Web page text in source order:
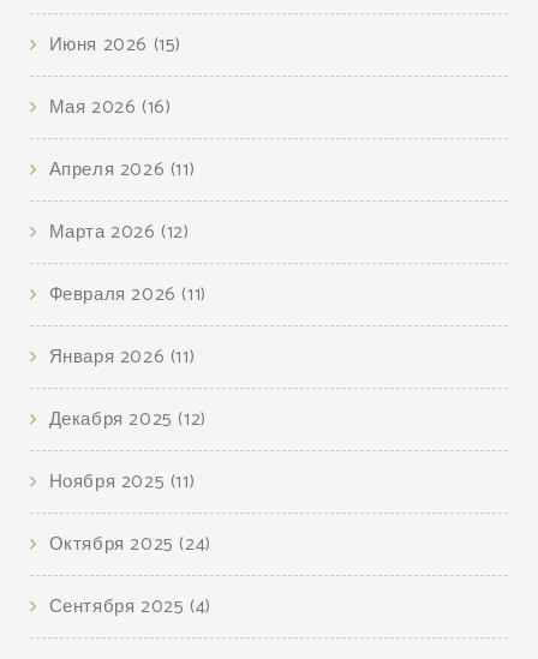
Июня 2026 (15)
Мая 2026 (16)
Апреля 2026 (11)
Марта 2026 (12)
Февраля 2026 (11)
Января 2026 (11)
Декабря 2025 (12)
Ноября 2025 (11)
Октября 2025 (24)
Сентября 2025 (4)